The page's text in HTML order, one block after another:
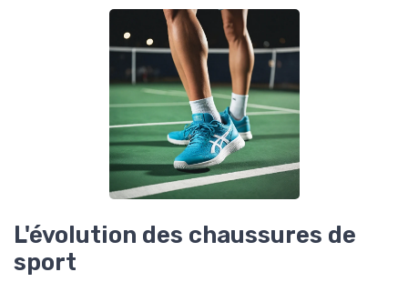
L'évolution des chaussures de
sport